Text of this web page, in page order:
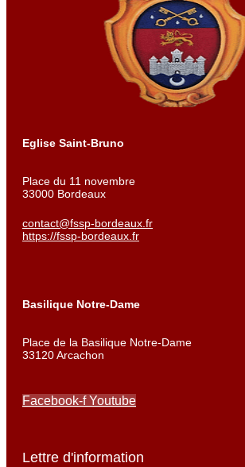
Eglise Saint-Bruno
Place du 11 novembre
33000 Bordeaux
contact@fssp-bordeaux.fr
https://fssp-bordeaux.fr
Basilique Notre-Dame
Place de la Basilique Notre-Dame
33120 Arcachon
Facebook-f Youtube
Lettre d'information